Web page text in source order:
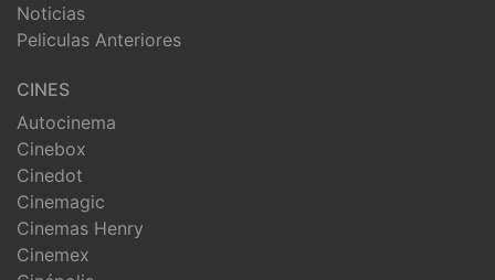
Noticias
Peliculas Anteriores
CINES
Autocinema
Cinebox
Cinedot
Cinemagic
Cinemas Henry
Cinemex